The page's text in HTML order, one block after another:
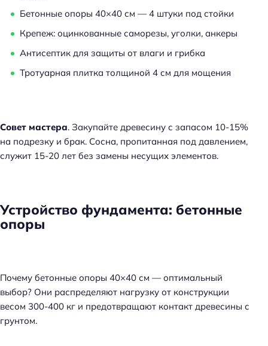
Бетонные опоры 40×40 см — 4 штуки под стойки
Крепеж: оцинкованные саморезы, уголки, анкеры
Антисептик для защиты от влаги и грибка
Тротуарная плитка толщиной 4 см для мощения
Совет мастера. Закупайте древесину с запасом 10-15%
на подрезку и брак. Сосна, пропитанная под давлением,
служит 15-20 лет без замены несущих элементов.
Устройство фундамента: бетонные
опоры
Почему бетонные опоры 40×40 см — оптимальный
выбор? Они распределяют нагрузку от конструкции
весом 300-400 кг и предотвращают контакт древесины с
грунтом.